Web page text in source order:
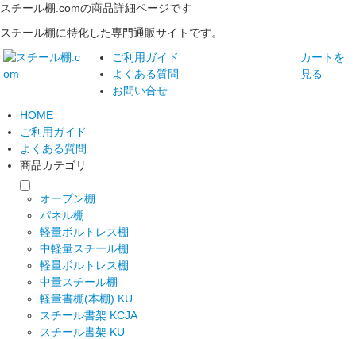
スチール棚.comの商品詳細ページです
スチール棚に特化した専門通販サイトです。
ご利用ガイド
よくある質問
お問い合せ
カートを
見る
HOME
ご利用ガイド
よくある質問
商品カテゴリ
オープン棚
パネル棚
軽量ボルトレス棚
中軽量スチール棚
軽量ボルトレス棚
中量スチール棚
軽量書棚(本棚) KU
スチール書架 KCJA
スチール書架 KU